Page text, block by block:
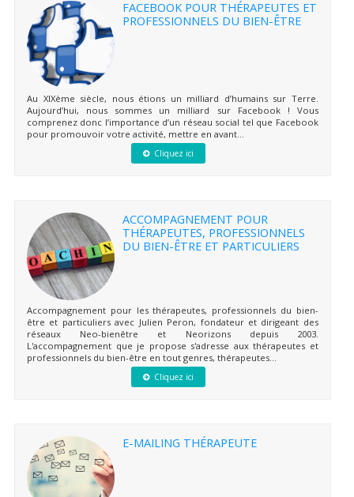
FACEBOOK POUR THÉRAPEUTES ET
PROFESSIONNELS DU BIEN-ÊTRE
Au XIXème siècle, nous étions un milliard d’humains sur Terre.
Aujourd’hui, nous sommes un milliard sur Facebook ! Vous
comprenez donc l’importance d’un réseau social tel que Facebook
pour promouvoir votre activité, mettre en avant...
Cliquez ici
ACCOMPAGNEMENT POUR
THÉRAPEUTES, PROFESSIONNELS
DU BIEN-ÊTRE ET PARTICULIERS
Accompagnement pour les thérapeutes, professionnels du bien-
être et particuliers avec Julien Peron, fondateur et dirigeant des
réseaux Neo-bienêtre et Neorizons depuis 2003.
L'accompagnement que je propose s'adresse aux thérapeutes et
professionnels du bien-être en tout genres, thérapeutes...
Cliquez ici
E-MAILING THÉRAPEUTE